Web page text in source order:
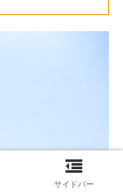
サイドバー